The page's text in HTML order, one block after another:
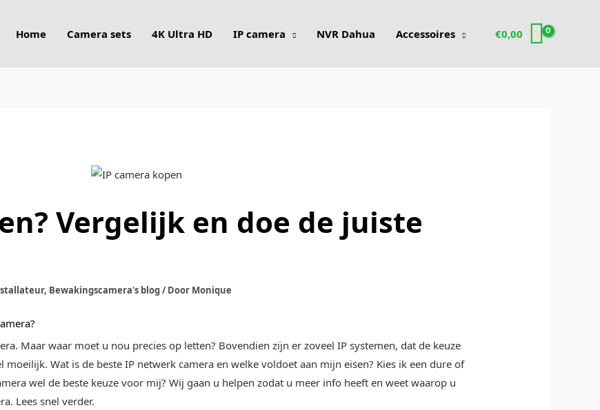
Home Camera sets 4K Ultra HD IP camera NVR Dahua Accessoires €0,00
Vergelijk en doe de juiste
, Bewakingscamera's blog/ Door Monique
Maar waar moet u nou precies op letten? Bovendien zijn er zoveel IP systemen, dat de keuze
Wat is de beste IP netwerk camera en welke voldoet aan mijn eisen? Kies ik een dure of
wel de beste keuze voor mij? Wij gaan u helpen zodat u meer info heeft en weet waarop u
Lees snel verder.